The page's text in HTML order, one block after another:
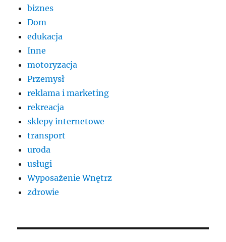
biznes
Dom
edukacja
Inne
motoryzacja
Przemysł
reklama i marketing
rekreacja
sklepy internetowe
transport
uroda
usługi
Wyposażenie Wnętrz
zdrowie